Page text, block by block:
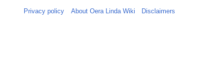
Privacy policy About Oera Linda Wiki Disclaimers